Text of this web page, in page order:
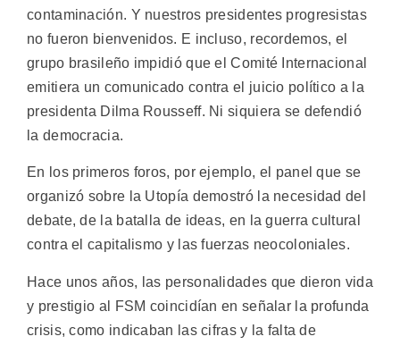
contaminación. Y nuestros presidentes progresistas
no fueron bienvenidos. E incluso, recordemos, el
grupo brasileño impidió que el Comité Internacional
emitiera un comunicado contra el juicio político a la
presidenta Dilma Rousseff. Ni siquiera se defendió
la democracia.
En los primeros foros, por ejemplo, el panel que se
organizó sobre la Utopía demostró la necesidad del
debate, de la batalla de ideas, en la guerra cultural
contra el capitalismo y las fuerzas neocoloniales.
Hace unos años, las personalidades que dieron vida
y prestigio al FSM coincidían en señalar la profunda
crisis, como indicaban las cifras y la falta de